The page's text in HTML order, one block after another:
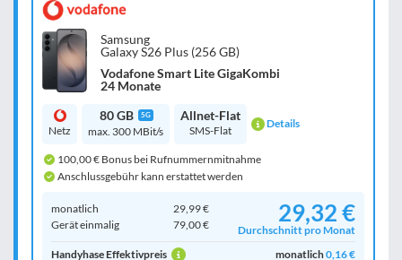
Samsung
Galaxy S26 Plus (256 GB)
Vodafone Smart Lite GigaKombi
24 Monate
Netz
80 GB 5G
max. 300 MBit/s
Allnet-Flat
SMS-Flat Details
100,00 € Bonus bei Rufnummernmitnahme
Anschlussgebühr kann erstattet werden
monatlich
29,99 €
Gerät einmalig
79,00 € 29,32 €
Durchschnitt pro Monat
Handyhase Effektivpreis
monatlich0,16 €